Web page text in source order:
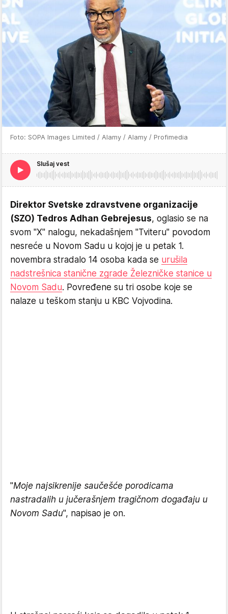
Foto: SOPA Images Limited / Alamy / Alamy / Profimedia
Slušaj vest
Direktor Svetske zdravstvene organizacije
(SZO) Tedros Adhan Gebrejesus, oglasio se na
svom "X" nalogu, nekadašnjem "Tviteru" povodom
nesreće u Novom Sadu u kojoj je u petak 1.
novembra stradalo 14 osoba kada se urušila
nadstrešnica stanične zgrade Železničke stanice u
Novom Sadu. Povređene su tri osobe koje se
nalaze u teškom stanju u KBC Vojvodina.
"Moje najsikrenije saučešće porodicama
nastradalih u jučerašnjem tragičnom događaju u
Novom Sadu", napisao je on.